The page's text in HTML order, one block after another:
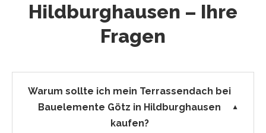
Hildburghausen – Ihre
Fragen
Warum sollte ich mein Terrassendach bei
Bauelemente Götz in Hildburghausen
kaufen?
▼